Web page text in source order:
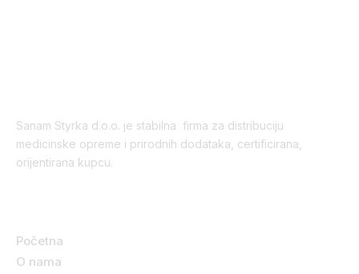
Sanam Styrka d.o.o. je stabilna firma za distribuciju
medicinske opreme i prirodnih dodataka, certificirana,
orijentirana kupcu.
Početna
O nama